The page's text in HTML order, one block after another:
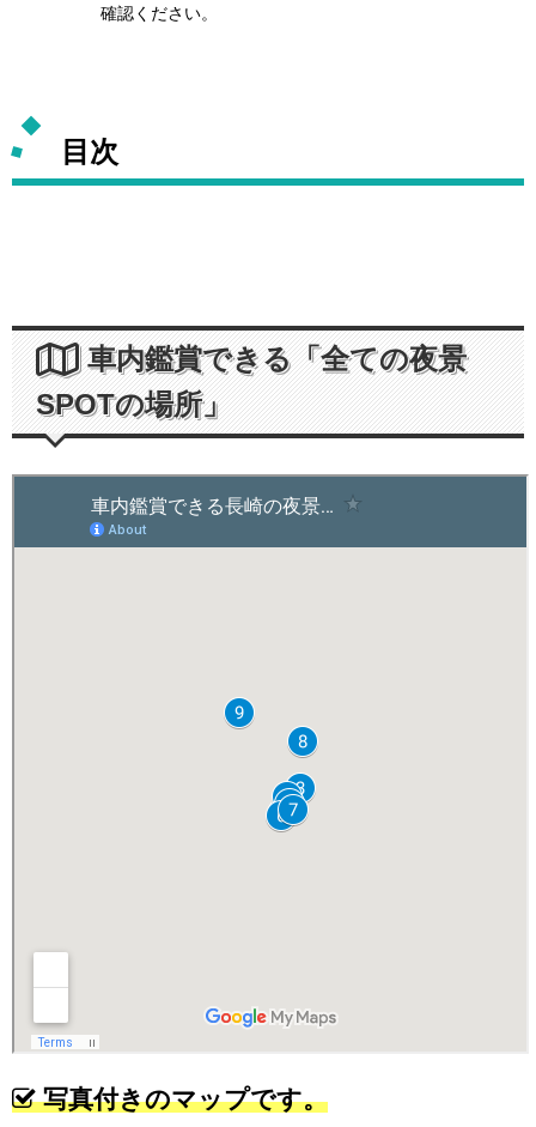
確認ください。
目次
車内鑑賞できる「全ての夜景
SPOTの場所」
写真付きのマップです。